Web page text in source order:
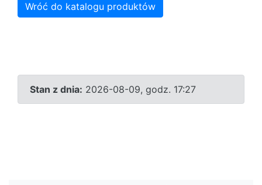
Wróć do katalogu produktów
Stan z dnia: 2026-08-09, godz. 17:27